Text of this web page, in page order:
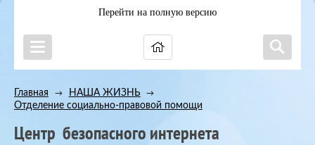
Перейти на полную версию
Главная → НАША ЖИЗНЬ →
Отделение социально-правовой помощи
Центр безопасного интернета